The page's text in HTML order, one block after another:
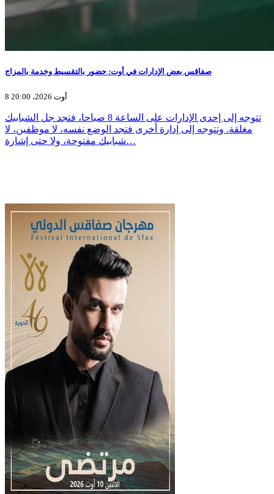
صفاقس بعض الإدارات في أوت: حضور بالتقسيط وخدمة بالمزاج
8 أوت 2026، 20:00
تتوجه إلى إحدى الإدارات على الساعة 8 صباحا، فتجد جل الشبابيك
مغلقة. وتتوجه إلى إدارة أخرى فتجد الوضع نفسه، لا موظفين، لا
شبابيك مفتوحة، ولا حتى إشارة…